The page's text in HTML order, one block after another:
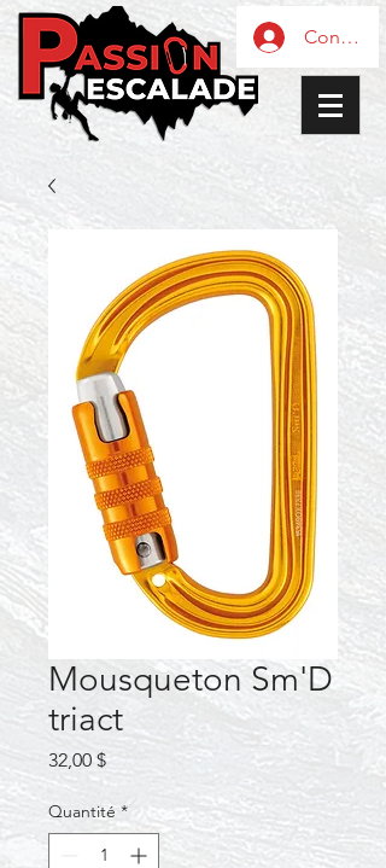
Mousqueton Sm'D
triact
32,00 $Prix
Quantité *